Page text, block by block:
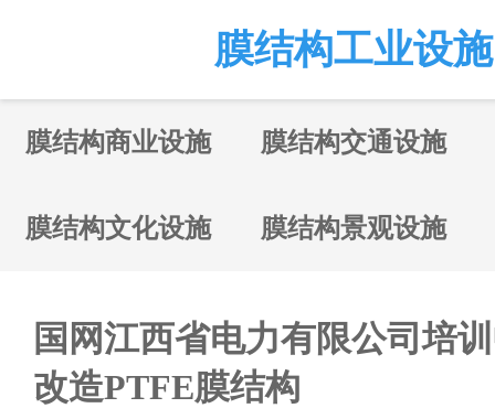
膜结构工业设施
膜结构商业设施 膜结构交通设施
膜结构文化设施 膜结构景观设施
国网江西省电力有限公司培
改造PTFE膜结构